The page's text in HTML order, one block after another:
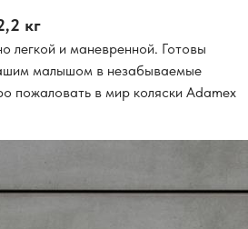
кг
легкой и маневренной. Готовы
малышом в незабываемые
пожаловать в мир коляски Adamex